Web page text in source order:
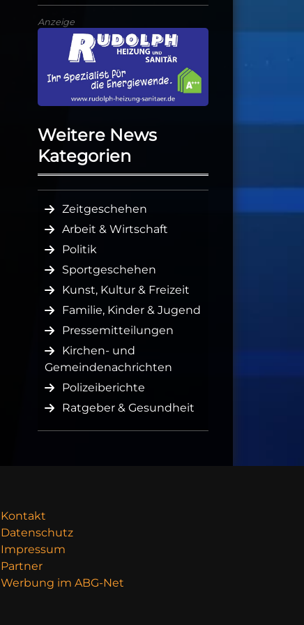
Anzeige
Weitere News
Kategorien
Zeitgeschehen
Arbeit & Wirtschaft
Politik
Sportgeschehen
Kunst, Kultur & Freizeit
Familie, Kinder & Jugend
Pressemitteilungen
Kirchen- und
Gemeindenachrichten
Polizeiberichte
Ratgeber & Gesundheit
Kontakt
Datenschutz
Impressum
Partner
Werbung im ABG-Net